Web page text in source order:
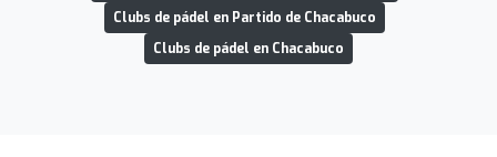
Clubs de pádel en Partido de Chacabuco
Clubs de pádel en Chacabuco